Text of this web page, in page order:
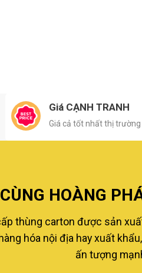
Giá CẠNH TRANH
Giá cả tốt nhất thị trường
HOÀNG
thùng carton được sản
hóa nội địa hay xuất
ấn tượng